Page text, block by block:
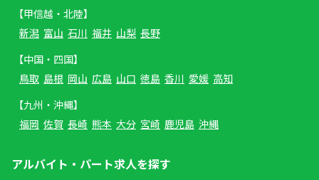
【甲信越・北陸】
新潟 富山 石川 福井 山梨 長野
【中国・四国】
鳥取 島根 岡山 広島 山口 徳島 香川 愛媛 高知
【九州・沖縄】
福岡 佐賀 長崎 熊本 大分 宮崎 鹿児島 沖縄
アルバイト・パート求人を探す